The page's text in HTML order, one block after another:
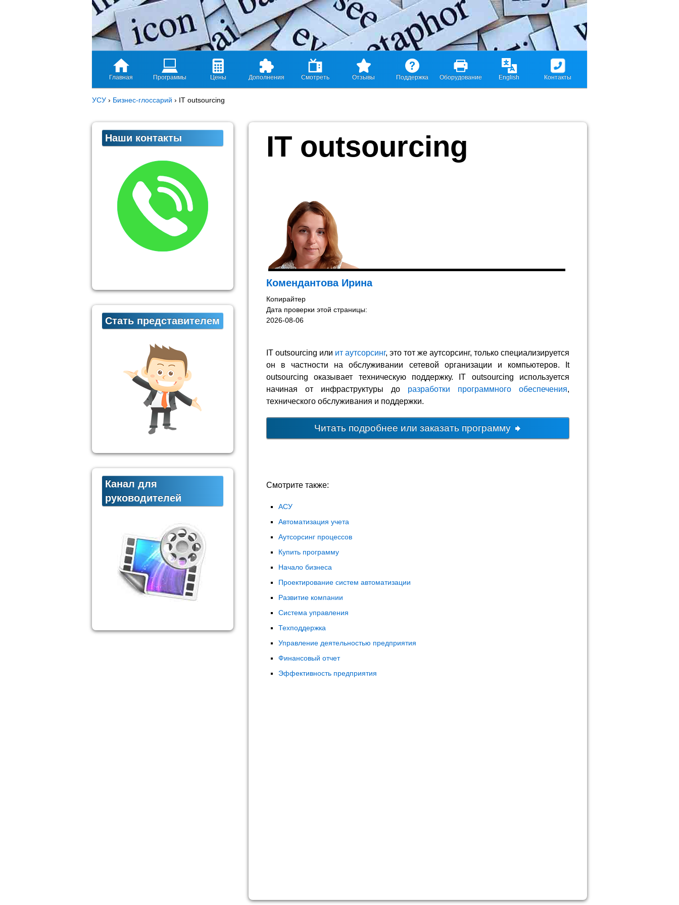
Главная Программы Цены Дополнения Смотреть Отзывы Поддержка Оборудование English Контакты
УСУ › Бизнес-глоссарий › IT outsourcing
IT outsourcing
Комендантова Ирина
Копирайтер
Дата проверки этой страницы:
2026-08-06
IT outsourcing или ит аутсорсинг, это тот же аутсорсинг, только специализируется
он в частности на обслуживании сетевой организации и компьютеров. It
outsourcing оказывает техническую поддержку. IT outsourcing используется
начиная от инфраструктуры до разработки программного обеспечения,
технического обслуживания и поддержки.
Читать подробнее или заказать программу
Смотрите также:
АСУ
Автоматизация учета
Аутсорсинг процессов
Купить программу
Начало бизнеса
Проектирование систем автоматизации
Развитие компании
Система управления
Техподдержка
Управление деятельностью предприятия
Финансовый отчет
Эффективность предприятия
Наши контакты
Стать представителем
Канал для
руководителей